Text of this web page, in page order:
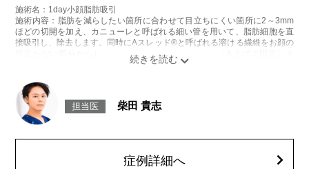
施術名：1day小顔脂肪吸引
施術内容：脂肪を減らしたい箇所に合わせて目立ちにくい箇所に2～3mm
ほどの切開を加え、カニューレと呼ばれる細い管を用いて、脂肪細胞を直
接吸引し、除去します。同時にAスレッド®と呼ばれる溶ける繊維をお顔の
目立たない部分から皮下へ挿入し、皮膚を内側から引き上げて固定しま
リスク、副作用：赤み、熱感、痛み、しびれ、むくみ、内出血、引き攣れ
感などが術後一時的に生じることがございます。また、稀に貧血、細菌感
染症、左右差、施術箇所の知覚鈍麻、ぼこつき、硬結、瘢痕化、色素沈
着、脂肪塞栓、皮膚のよれ、繊維の突出などを生じることがございます。
顔の脂肪吸引箇所の追加 1ヶ所ごと+162,800円(税込)
オプション：笑気麻酔 3,300円(税込)
担当医 柴田 貴志
症例詳細へ